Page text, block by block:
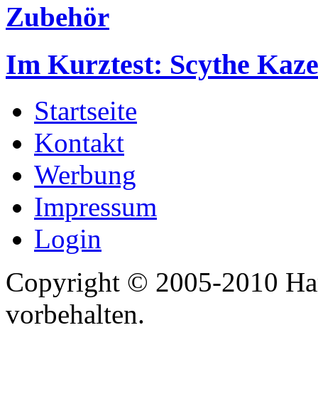
Zubehör
Im Kurztest: Scythe
Startseite
Kontakt
Werbung
Impressum
Login
Copyright © 2005-2010
vorbehalten.